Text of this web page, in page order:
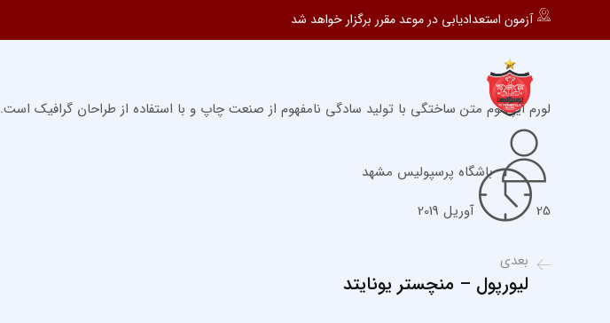
آزمون استعدادیابی در موعد مقرر برگزار خواهد شد
لورم ایپسوم متن ساختگی با تولید سادگی نامفهوم از صنعت چاپ و با استفاده از طراحان گرافیک است.
باشگاه پرسپولیس مشهد
25 آوریل 2019
بعدی
لیورپول – منچستر یونایتد